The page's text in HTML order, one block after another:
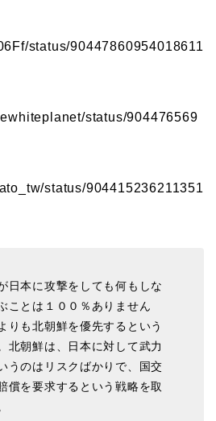
status/90447860954018611
status/904476569
status/904415236211351
日本に攻撃をしても何もしな
ことは１００％ありません
りも北朝鮮を優先するという
北朝鮮は、日本に対して武力
うのはリスクばかりで、国交
償を要求するという戦略を取